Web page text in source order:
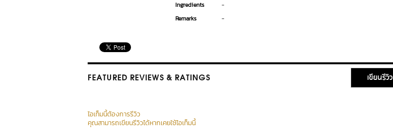
Ingredients
-
Remarks
-
FEATURED REVIEWS & RATINGS เขียนรีวิว
ไอเท็มนี้ต้องการรีวิว
คุณสามารถเขียนรีวิวได้หากเคยใช้ไอเท็มนี้